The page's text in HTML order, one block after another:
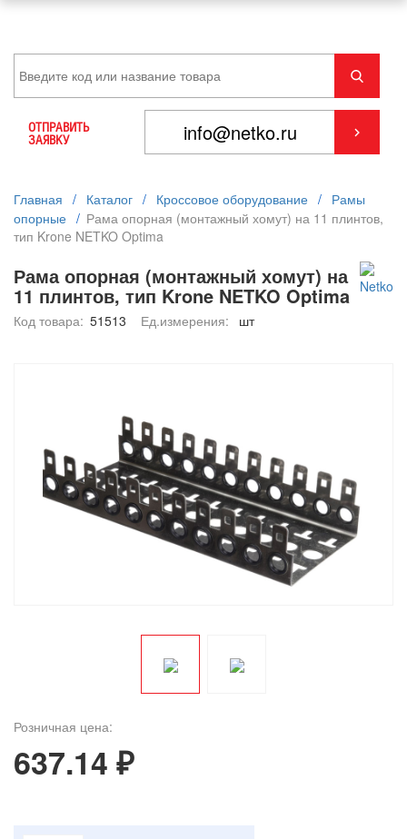
ОТПРАВИТЬ
ЗАЯВКУ
Главная / Каталог / Кроссовое оборудование / Рамы
опорные / Рама опорная (монтажный хомут) на 11 плинтов,
тип Krone NETKO Optima
Рама опорная (монтажный хомут) на
11 плинтов, тип Krone NETKO Optima
Код товара: 51513 Ед.измерения: шт
Розничная цена:
637.14 ₽